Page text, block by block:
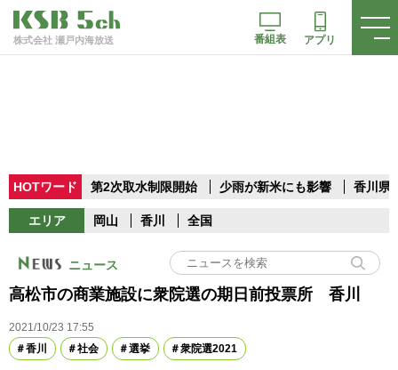
株式会社 瀬戸内海放送 番組表 アプリ
HOTワード 第2次取水制限開始 少雨が新米にも影響 香川県
エリア 岡山 香川 全国
ニュース
高松市の商業施設に衆院選の期日前投票所 香川
2021/10/23 17:55
香川
社会 選挙 衆院選2021